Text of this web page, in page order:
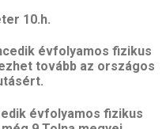
10.h.
évfolyamos fizikus
tovább az országos
évfolyamos fizikus